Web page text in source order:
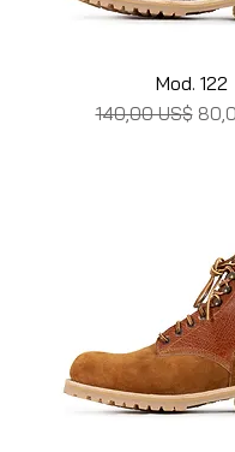
Mod. 122
Precio
140,00 US$